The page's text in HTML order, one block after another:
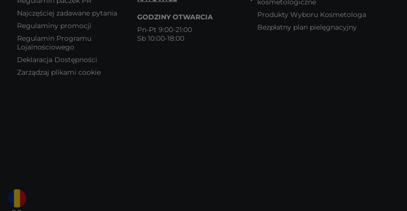
Najczęściej zadawane pytania
Regulaminy promocji
Regulamin Programu
Lojalnościowego
Deklaracja Dostępności
Zarządzaj plikami cookie
GODZINY OTWARCIA
Pn-Pt 9:00-21:00
Sb 10:00-18:00
kosmetologiczne
Produkty Wyboru Kosmetologa
Bezpłatny plan pielęgnacyjny